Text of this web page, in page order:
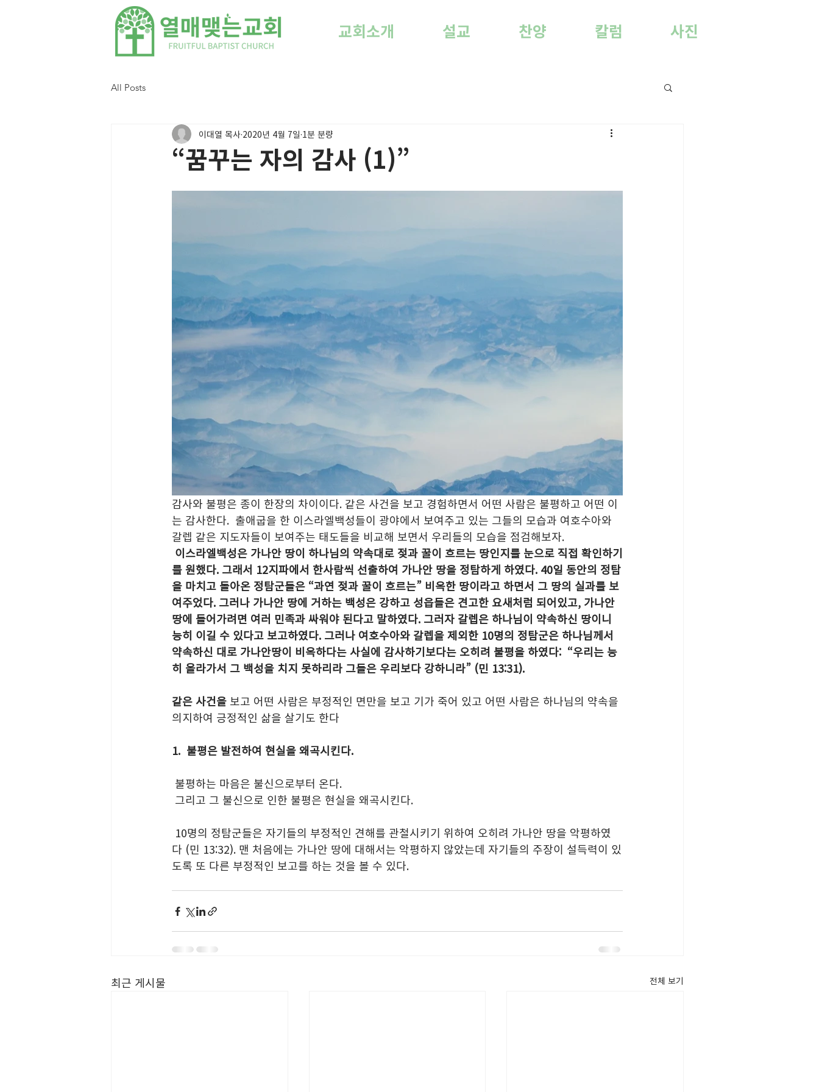
교회소개 설교 찬양 칼럼 사진
All Posts
“꿈꾸는 자의 감사 (1)”
이대열 목사 2020년 4월 7일 1분 분량
감사와 불평은 종이 한장의 차이이다. 같은 사건을 보고 경험하면서 어떤 사람은 불평하고 어떤 이
는 감사한다.  출애굽을 한 이스라엘백성들이 광야에서 보여주고 있는 그들의 모습과 여호수아와
갈렙 같은 지도자들이 보여주는 태도들을 비교해 보면서 우리들의 모습을 점검해보자.
이스라엘백성은 가나안 땅이 하나님의 약속대로 젖과 꿀이 흐르는 땅인지를 눈으로 직접 확인하기
를 원했다. 그래서 12지파에서 한사람씩 선출하여 가나안 땅을 정탐하게 하였다. 40일 동안의 정탐
을 마치고 돌아온 정탐군들은 “과연 젖과 꿀이 흐르는” 비옥한 땅이라고 하면서 그 땅의 실과를 보
여주었다. 그러나 가나안 땅에 거하는 백성은 강하고 성읍들은 견고한 요새처럼 되어있고, 가나안
땅에 들어가려면 여러 민족과 싸워야 된다고 말하였다. 그러자 갈렙은 하나님이 약속하신 땅이니
능히 이길 수 있다고 보고하였다. 그러나 여호수아와 갈렙을 제외한 10명의 정탐군은 하나님께서
약속하신 대로 가나안땅이 비옥하다는 사실에 감사하기보다는 오히려 불평을 하였다:  “우리는 능
히 올라가서 그 백성을 치지 못하리라 그들은 우리보다 강하니라” (민 13:31).
같은 사건을 보고 어떤 사람은 부정적인 면만을 보고 기가 죽어 있고 어떤 사람은 하나님의 약속을
의지하여 긍정적인 삶을 살기도 한다
1.  불평은 발전하여 현실을 왜곡시킨다.
불평하는 마음은 불신으로부터 온다.
그리고 그 불신으로 인한 불평은 현실을 왜곡시킨다.
다 (민 13:32). 맨 처음에는 가나안 땅에 대해서는 악평하지 않았는데 자기들의 주장이 설득력이 있
도록 또 다른 부정적인 보고를 하는 것을 볼 수 있다.
최근 게시물 전체 보기